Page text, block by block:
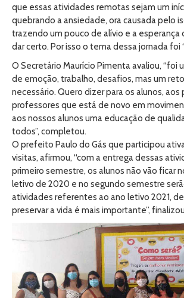
que essas atividades remotas sejam um
quebrando a ansiedade, ora causada pelo
trazendo um pouco de alívio e a esperança
dar certo. Por isso o tema dessa jornada foi
O Secretário Maurício Pimenta avaliou, “foi
de emoção, trabalho, desafios, mas um
necessário. Quero dizer para os alunos, aos
professores que está de novo em
aos nossos alunos uma educação de
todos”, completou.
O prefeito Paulo do Gás que participou
visitas, afirmou, “com a entrega dessas
primeiro semestre, os alunos não vão ficar
letivo de 2020 e no segundo semestre
atividades referentes ao ano letivo 2021,
preservar a vida é mais importante”,